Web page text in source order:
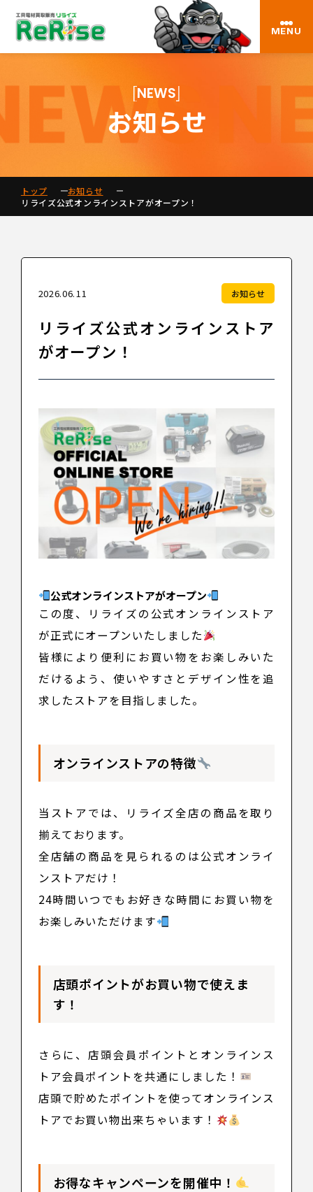
MENU
NEWS
お知らせ
トップ
お知らせ
リライズ公式オンラインストアがオープン！
お知らせ
2026.06.11
リライズ公式オンラインストア
がオープン！
公式オンラインストアがオープン
この度、リライズの公式オンラインストア
が正式にオープンいたしました
皆様により便利にお買い物をお楽しみいた
だけるよう、使いやすさとデザイン性を追
求したストアを目指しました。
オンラインストアの特徴
当ストアでは、リライズ全店の商品を取り
揃えております。
全店舗の商品を見られるのは公式オンライ
ンストアだけ！
24時間いつでもお好きな時間にお買い物を
お楽しみいただけます
店頭ポイントがお買い物で使えま
す！
さらに、店頭会員ポイントとオンラインス
トア会員ポイントを共通にしました！
店頭で貯めたポイントを使ってオンラインス
トアでお買い物出来ちゃいます！
お得なキャンペーンを開催中！